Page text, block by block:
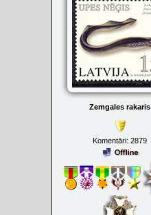
Zemgales rakaris
Komentāri: 2879